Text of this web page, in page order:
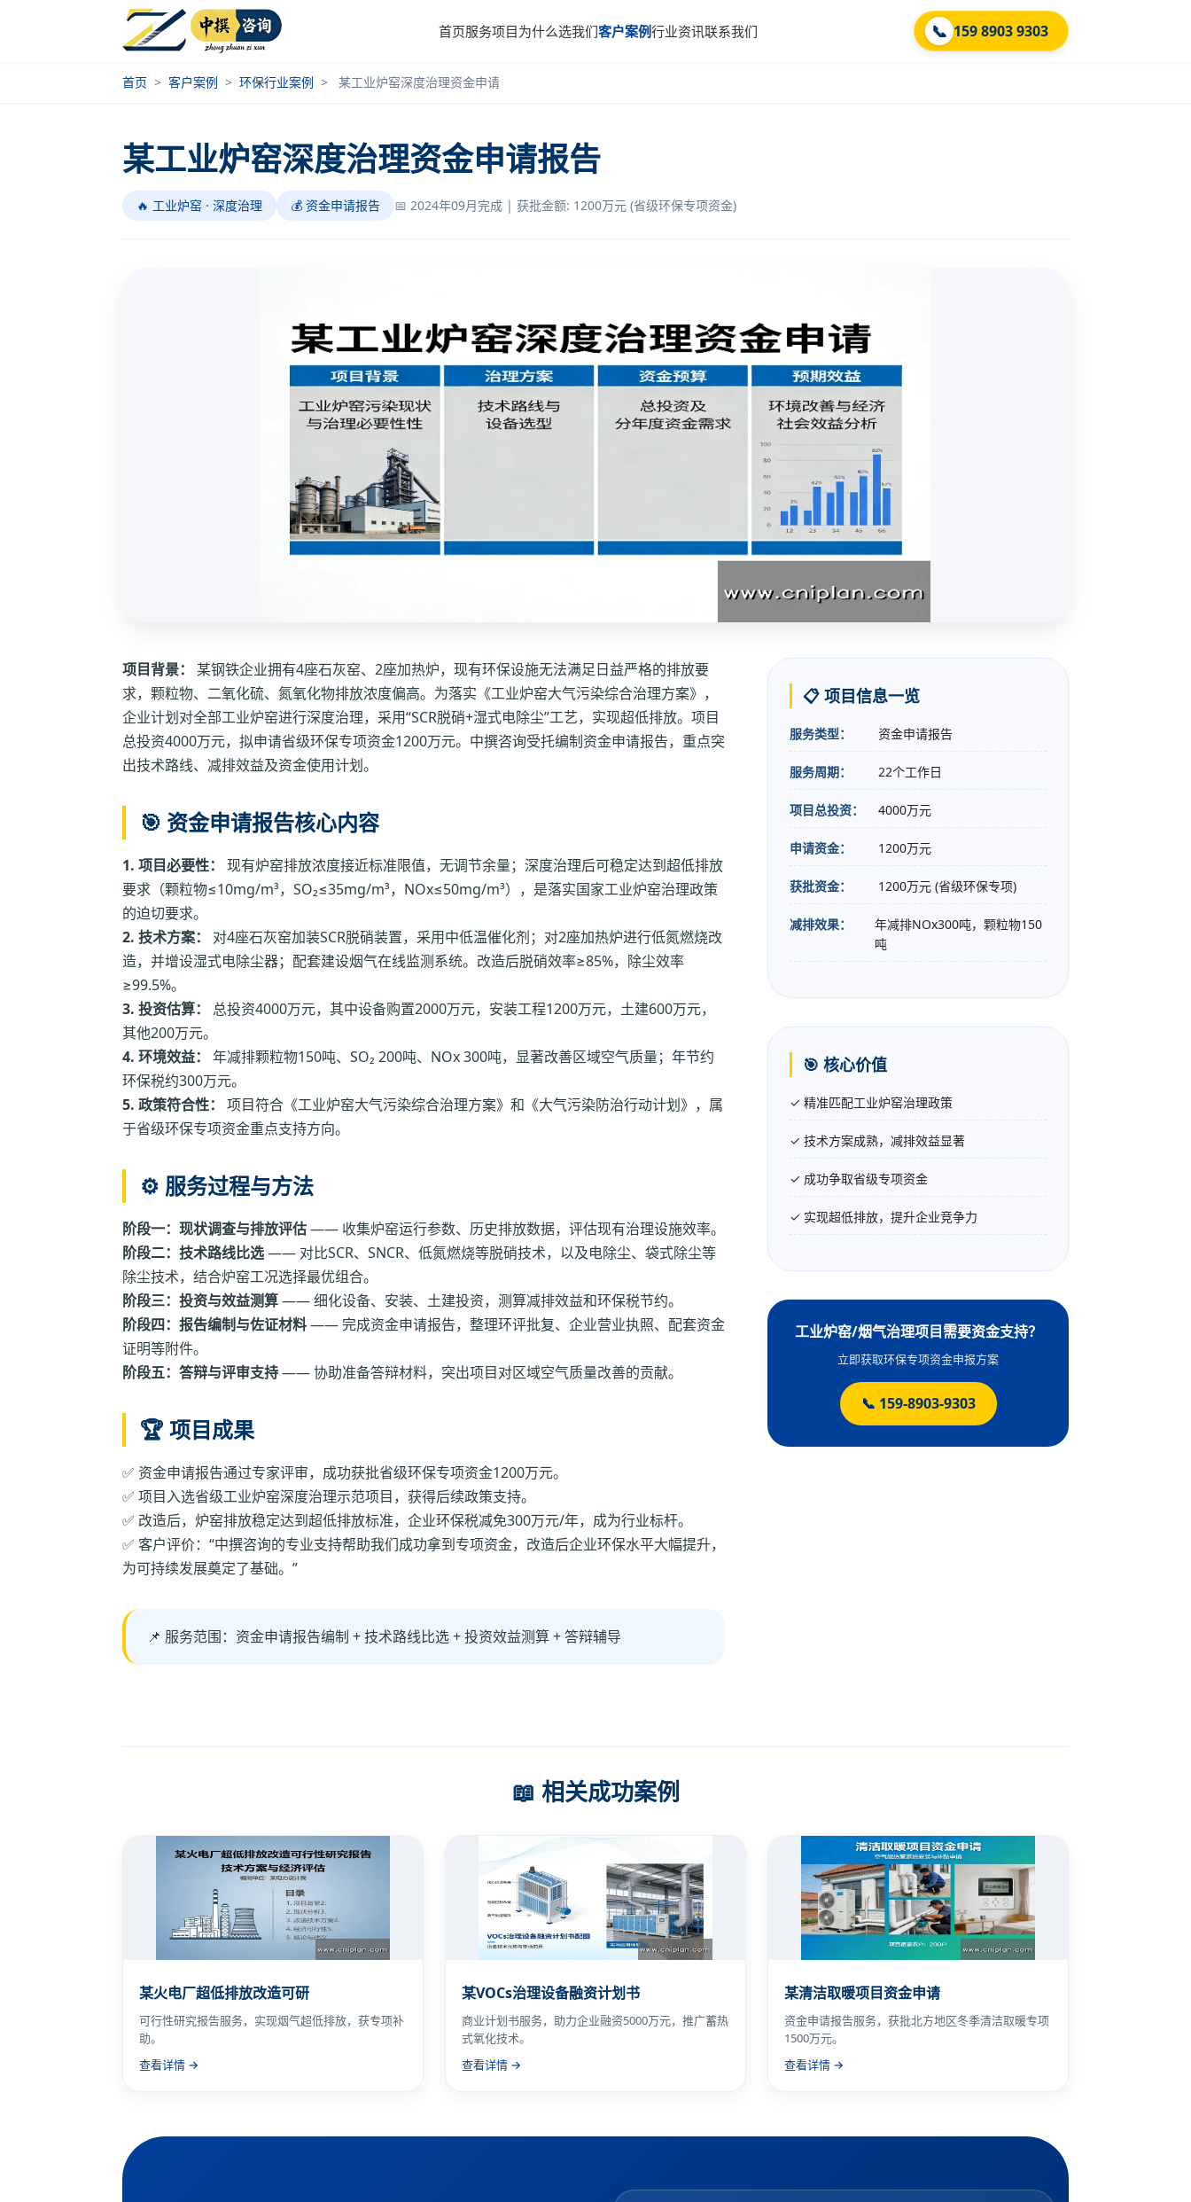
首页服务项目为什么选我们客户案例行业资讯联系我们 📞 159 8903 9303
首页 > 客户案例 > 环保行业案例 > 某工业炉窑深度治理资金申请
某工业炉窑深度治理资金申请报告
🔥 工业炉窑 · 深度治理 💰 资金申请报告 📅 2024年09月完成 | 获批金额: 1200万元 (省级环保专项资金)
项目背景：
某钢铁企业拥有4座石灰窑、2座加热炉，现有环保设施无法满足日益严格的排放要
求，颗粒物、二氧化硫、氮氧化物排放浓度偏高。为落实《工业炉窑大气污染综合治理方案》，
企业计划对全部工业炉窑进行深度治理，采用“SCR脱硝+湿式电除尘”工艺，实现超低排放。项目
总投资4000万元，拟申请省级环保专项资金1200万元。中撰咨询受托编制资金申请报告，重点突
出技术路线、减排效益及资金使用计划。
🎯 资金申请报告核心内容
1. 项目必要性：
现有炉窑排放浓度接近标准限值，无调节余量；深度治理后可稳定达到超低排放
要求（颗粒物≤10mg/m³，SO₂≤35mg/m³，NOx≤50mg/m³），是落实国家工业炉窑治理政策
的迫切要求。
2. 技术方案：
对4座石灰窑加装SCR脱硝装置，采用中低温催化剂；对2座加热炉进行低氮燃烧改
造，并增设湿式电除尘器；配套建设烟气在线监测系统。改造后脱硝效率≥85%，除尘效率
≥99.5%。
3. 投资估算：
总投资4000万元，其中设备购置2000万元，安装工程1200万元，土建600万元，
其他200万元。
4. 环境效益：
年减排颗粒物150吨、SO₂ 200吨、NOx 300吨，显著改善区域空气质量；年节约
环保税约300万元。
5. 政策符合性：
项目符合《工业炉窑大气污染综合治理方案》和《大气污染防治行动计划》，属
于省级环保专项资金重点支持方向。
⚙️ 服务过程与方法
阶段一：现状调查与排放评估—— 收集炉窑运行参数、历史排放数据，评估现有治理设施效率。
阶段二：技术路线比选—— 对比SCR、SNCR、低氮燃烧等脱硝技术，以及电除尘、袋式除尘等
除尘技术，结合炉窑工况选择最优组合。
阶段三：投资与效益测算—— 细化设备、安装、土建投资，测算减排效益和环保税节约。
阶段四：报告编制与佐证材料—— 完成资金申请报告，整理环评批复、企业营业执照、配套资金
证明等附件。
阶段五：答辩与评审支持—— 协助准备答辩材料，突出项目对区域空气质量改善的贡献。
🏆 项目成果
✅ 资金申请报告通过专家评审，成功获批省级环保专项资金1200万元。
✅ 项目入选省级工业炉窑深度治理示范项目，获得后续政策支持。
✅ 改造后，炉窑排放稳定达到超低排放标准，企业环保税减免300万元/年，成为行业标杆。
✅ 客户评价：“中撰咨询的专业支持帮助我们成功拿到专项资金，改造后企业环保水平大幅提升，
为可持续发展奠定了基础。”
📌 服务范围：资金申请报告编制 + 技术路线比选 + 投资效益测算 + 答辩辅导
📋 项目信息一览
服务类型： 资金申请报告
服务周期： 22个工作日
项目总投资： 4000万元
申请资金： 1200万元
获批资金： 1200万元 (省级环保专项)
减排效果：
年减排NOx300吨，颗粒物150
吨
🎯 核心价值
✓ 精准匹配工业炉窑治理政策
✓ 技术方案成熟，减排效益显著
✓ 成功争取省级专项资金
✓ 实现超低排放，提升企业竞争力
工业炉窑/烟气治理项目需要资金支持？
立即获取环保专项资金申报方案
📞 159-8903-9303
📖 相关成功案例
某火电厂超低排放改造可研
可行性研究报告服务，实现烟气超低排放，获专项补
助。
查看详情 →
某VOCs治理设备融资计划书
商业计划书服务，助力企业融资5000万元，推广蓄热
式氧化技术。
查看详情 →
某清洁取暖项目资金申请
资金申请报告服务，获批北方地区冬季清洁取暖专项
1500万元。
查看详情 →